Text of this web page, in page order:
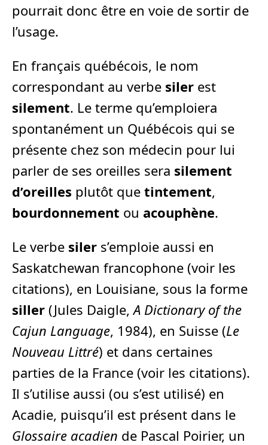
pourrait donc être en voie de sortir de
l’usage.
En français québécois, le nom
correspondant au verbe siler est
silement. Le terme qu’emploiera
spontanément un Québécois qui se
présente chez son médecin pour lui
parler de ses oreilles sera silement
d’oreilles plutôt que tintement,
bourdonnement ou acouphène.
Le verbe siler s’emploie aussi en
Saskatchewan francophone (voir les
citations), en Louisiane, sous la forme
siller (Jules Daigle,A Dictionary of the
Cajun Language, 1984), en Suisse (Le
Nouveau Littré) et dans certaines
parties de la France (voir les citations).
Il s’utilise aussi (ou s’est utilisé) en
Acadie, puisqu’il est présent dans le
Glossaire acadien de Pascal Poirier, un